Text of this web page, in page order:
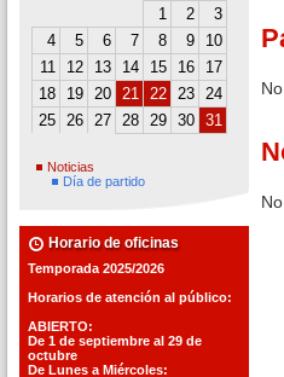
1
2
3
4
5 6 7 8 9
10
11
12 13 14 15 16
17
18
19 20 21 22 23 24
25 26 27 28 29 30 31
Noticias
Día de partido
Horario de oficinas
Temporada 2025/2026
Horarios de atención al público:
ABIERTO:
De 1 de septiembre al 29 de
octubre
De Lunes a Miércoles: